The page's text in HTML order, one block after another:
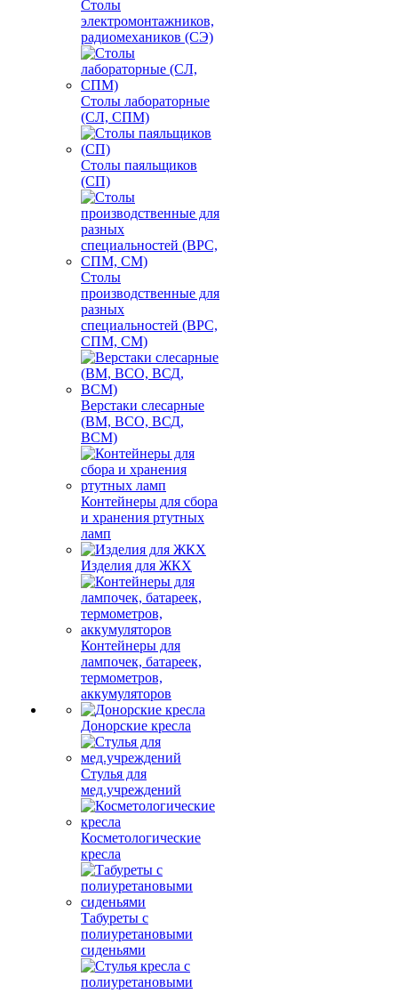
Столы
электромонтажников,
радиомехаников (СЭ)
Столы лабораторные
(СЛ, СПМ)
Столы паяльщиков
(СП)
Столы
производственные для
разных
специальностей (ВРС,
СПМ, СМ)
Верстаки слесарные
(ВМ, ВСО, ВСД,
ВСМ)
Контейнеры для сбора
и хранения ртутных
ламп
Изделия для ЖКХ
Контейнеры для
лампочек, батареек,
термометров,
аккумуляторов
Донорские кресла
Стулья для
мед.учреждений
Косметологические
кресла
Табуреты с
полиуретановыми
сиденьями